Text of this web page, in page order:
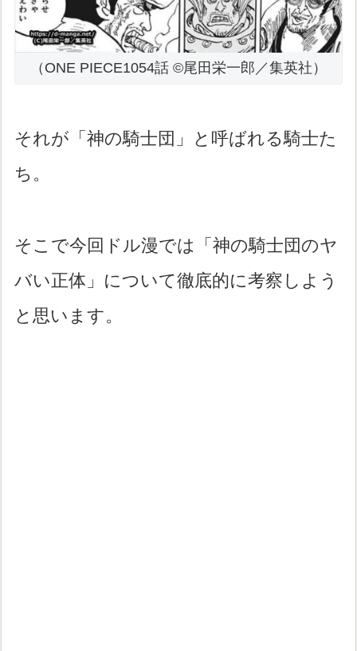
（ONE PIECE1054話 ©尾田栄一郎／集英社）
それが「神の騎士団」と呼ばれる騎士た
ち。
そこで今回ドル漫では「神の騎士団のヤ
バい正体」について徹底的に考察しよう
と思います。